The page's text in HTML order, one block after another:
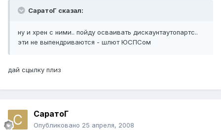
СаратоГ сказал:
ну и хрен с ними.. пойду осваивать дискаунтаутопартс..
эти не выпендриваются - шлют ЮСПСом
дай сцылку плиз
СаратоГ
Опубликовано 25 апреля, 2008